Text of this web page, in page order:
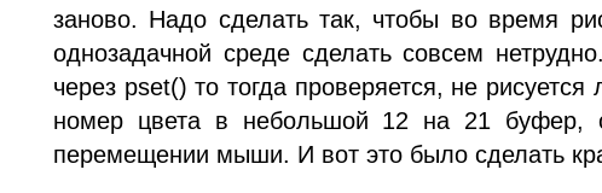
заново. Надо сделать так, чтобы во время
однозадачной среде сделать совсем
через pset() то тогда проверяется, не
номер цвета в небольшой 12 на 21 буфер,
перемещении мыши. И вот это было сделать